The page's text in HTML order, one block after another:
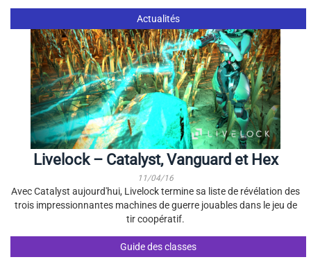
Actualités
Livelock – Catalyst, Vanguard et Hex
11/04/16
Avec Catalyst aujourd'hui, Livelock termine sa liste de révélation des
trois impressionnantes machines de guerre jouables dans le jeu de
tir coopératif.
Guide des classes